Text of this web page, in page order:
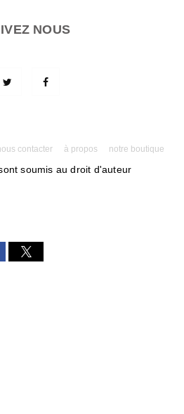
NOUS
contacter à propos notre boutique
soumis au droit d'auteur